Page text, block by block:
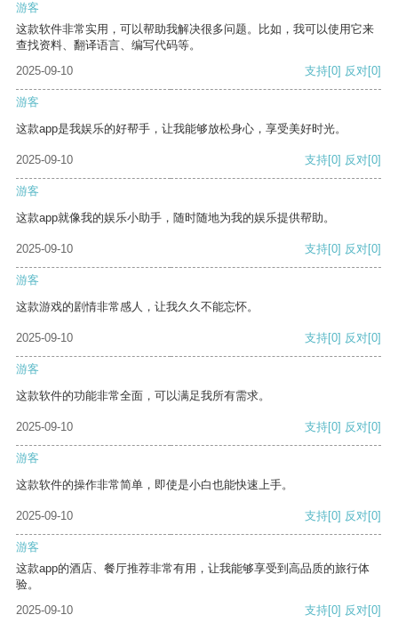
游客
这款软件非常实用，可以帮助我解决很多问题。比如，我可以使用它来
查找资料、翻译语言、编写代码等。
2025-09-10
支持[0] 反对[0]
游客
这款app是我娱乐的好帮手，让我能够放松身心，享受美好时光。
2025-09-10 支持[0] 反对[0]
游客
这款app就像我的娱乐小助手，随时随地为我的娱乐提供帮助。
2025-09-10 支持[0] 反对[0]
游客
这款游戏的剧情非常感人，让我久久不能忘怀。
2025-09-10 支持[0] 反对[0]
游客
这款软件的功能非常全面，可以满足我所有需求。
2025-09-10 支持[0] 反对[0]
游客
这款软件的操作非常简单，即使是小白也能快速上手。
2025-09-10 支持[0] 反对[0]
游客
这款app的酒店、餐厅推荐非常有用，让我能够享受到高品质的旅行体
验。
2025-09-10
支持[0] 反对[0]